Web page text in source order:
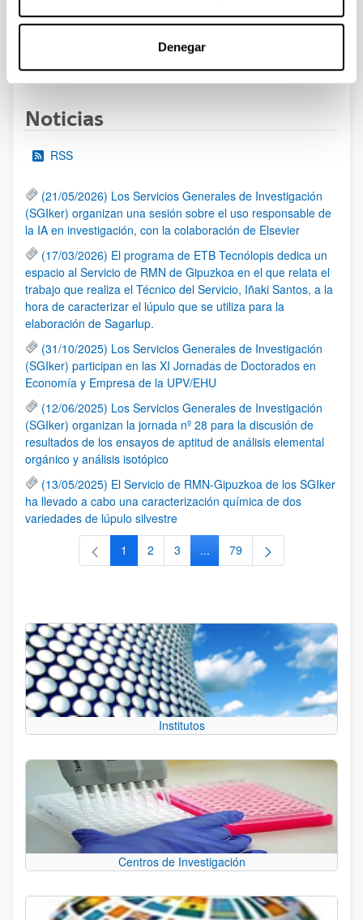
Denegar
Páginas intermedias Use TAB para desplazarse.
Páginas intermedias
Noticias
RSS
(21/05/2026) Los Servicios Generales de Investigación
(SGIker) organizan una sesión sobre el uso responsable de
la IA en investigación, con la colaboración de Elsevier
(17/03/2026) El programa de ETB Tecnólopis dedica un
espacio al Servicio de RMN de Gipuzkoa en el que relata el
trabajo que realiza el Técnico del Servicio, Iñaki Santos, a la
hora de caracterizar el lúpulo que se utiliza para la
elaboración de Sagarlup.
(31/10/2025) Los Servicios Generales de Investigación
(SGIker) participan en las XI Jornadas de Doctorados en
Economía y Empresa de la UPV/EHU
(12/06/2025) Los Servicios Generales de Investigación
(SGIker) organizan la jornada nº 28 para la discusión de
resultados de los ensayos de aptitud de análisis elemental
orgánico y análisis isotópico
(13/05/2025) El Servicio de RMN-Gipuzkoa de los SGIker
ha llevado a cabo una caracterización química de dos
variedades de lúpulo silvestre
Página
1 Página
2 Página
3 ...Páginas intermedias Use TAB
Página
79
Institutos
Centros de Investigación